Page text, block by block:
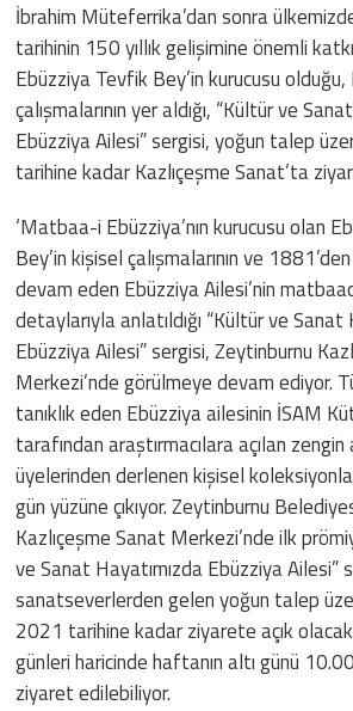
İbrahim Müteferrika’dan sonra
tarihinin 150 yıllık gelişimine önemli
Ebüzziya Tevfik Bey’in kurucusu
çalışmalarının yer aldığı, “Kültür ve
Ebüzziya Ailesi” sergisi, yoğun talep
tarihine kadar Kazlıçeşme Sanat’ta
‘Matbaa-i Ebüzziya’nın kurucusu olan
Bey’in kişisel çalışmalarının ve
devam eden Ebüzziya Ailesi’nin
detaylarıyla anlatıldığı “Kültür ve Sanat
Ebüzziya Ailesi” sergisi, Zeytinburnu
Merkezi’nde görülmeye devam ediyor.
tanıklık eden Ebüzziya ailesinin İSAM
tarafından araştırmacılara açılan
üyelerinden derlenen kişisel
gün yüzüne çıkıyor. Zeytinburnu
Kazlıçeşme Sanat Merkezi’nde ilk
ve Sanat Hayatımızda Ebüzziya Ailesi”
sanatseverlerden gelen yoğun talep
2021 tarihine kadar ziyarete açık
günleri haricinde haftanın altı günü
ziyaret edilebiliyor.